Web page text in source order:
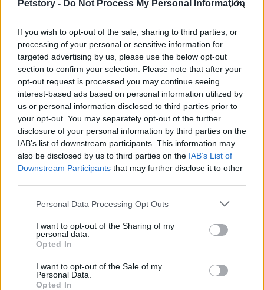
Petstory - Do Not Process My Personal Information
If you wish to opt-out of the sale, sharing to third parties, or
processing of your personal or sensitive information for
targeted advertising by us, please use the below opt-out
section to confirm your selection. Please note that after your
opt-out request is processed you may continue seeing
interest-based ads based on personal information utilized by
us or personal information disclosed to third parties prior to
your opt-out. You may separately opt-out of the further
disclosure of your personal information by third parties on the
IAB’s list of downstream participants. This information may
also be disclosed by us to third parties on the IAB’s List of
Downstream Participants that may further disclose it to other
Please note that this website/app uses one or more Google
not limited to your visit or usage behaviour. You may click to
grant or deny consent to Google and its third-party tags to
use your data for below specified purposes in below Google
consent section.
Personal Data Processing Opt Outs
I want to opt-out of the Sharing of my
personal data.
Opted In
I want to opt-out of the Sale of my
Personal Data.
Opted In
campañas. Esto no solo optimiza los recursos, sino
mejor a sus clientes y sus necesidades.
En resumen, adoptar un enfoque data-drivenes
fundamental para el marketing digital actual. ¿Por
qué? Porque los datinos cuentan una historia
interesante sobre nuestros clientes. Permiten a las
empresas comprender mejor sus necesidades y
comportamientos, lo que a su vez facilita la toma
de decisiones estratégicas. Al implementar
clave como el
CTR o el ROAS , las marcas tienen la
marketing. Esto no solo mejora laexperiencia del
cliente, sino que también impulsa el crecimiento en
cada etapa delembudo de ventas